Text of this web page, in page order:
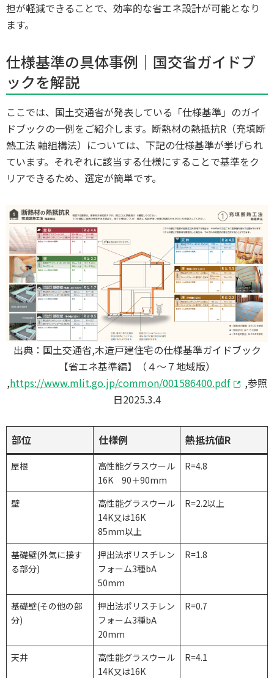
担が軽減できることで、効率的な省エネ設計が可能となり
ます。
仕様基準の具体事例｜国交省ガイドブ
ックを解説
ここでは、国土交通省が発表している「仕様基準」のガイ
ドブックの一例をご紹介します。断熱材の熱抵抗R（充填断
熱工法 軸組構法）については、下記の仕様基準が挙げられ
ています。それぞれに該当する仕様にすることで基準をク
リアできるため、選定が簡単です。
出典：国土交通省,木造戸建住宅の仕様基準ガイドブック
【省エネ基準編】（４～７地域版）
,https://www.mlit.go.jp/common/001586400.pdf
,参照
日2025.3.4
部位 仕様例 熱抵抗値R
屋根
高性能グラスウール
16K 90＋90mm
R=4.8
壁
高性能グラスウール
14K又は16K
85mm以上
R=2.2以上
基礎壁(外気に接す
る部分)
押出法ポリスチレン
フォーム3種bA
50mm
R=1.8
基礎壁(その他の部
分)
押出法ポリスチレン
フォーム3種bA
20mm
R=0.7
天井
高性能グラスウール
14K又は16K
R=4.1